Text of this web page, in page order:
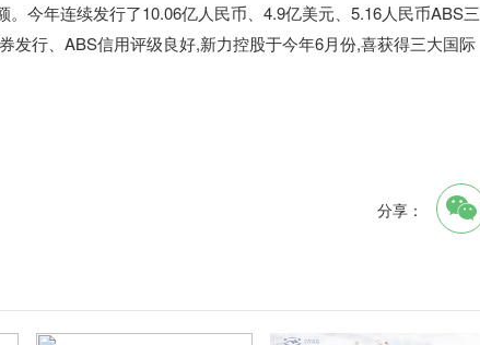
。今年连续发行了10.06亿人民币、4.9亿美元、5.16人民币ABS三
发行、ABS信用评级良好,新力控股于今年6月份,喜获得三大国际
分享：